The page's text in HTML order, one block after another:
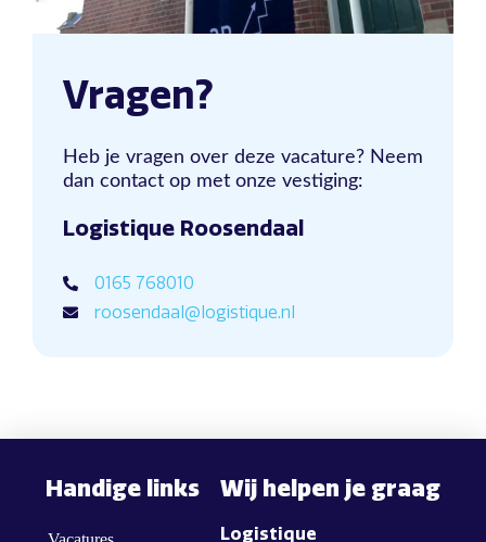
Vragen?
Heb je vragen over deze vacature? Neem
dan contact op met onze vestiging:
Logistique Roosendaal
0165 768010
roosendaal@logistique.nl
Handige links Wij helpen je graag
Logistique